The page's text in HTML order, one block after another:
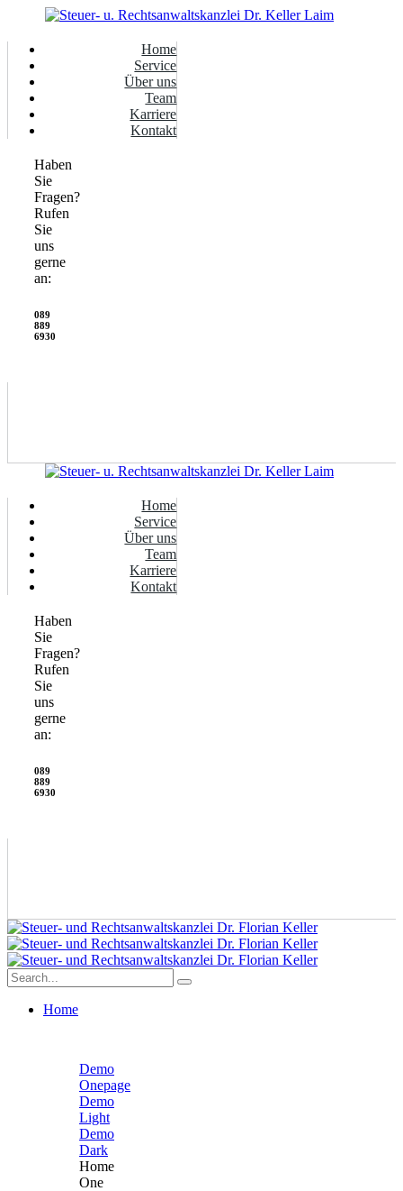
Home
Service
Über uns
Team
Karriere
Kontakt
089
889
6930
Haben
Sie
Fragen?
Rufen
Sie
uns
gerne
an:
Home
Service
Über uns
Team
Karriere
Kontakt
089
889
6930
Haben
Sie
Fragen?
Rufen
Sie
uns
gerne
an:
Home
Demo
Onepage
Demo
Light
Demo
Dark
Home
One